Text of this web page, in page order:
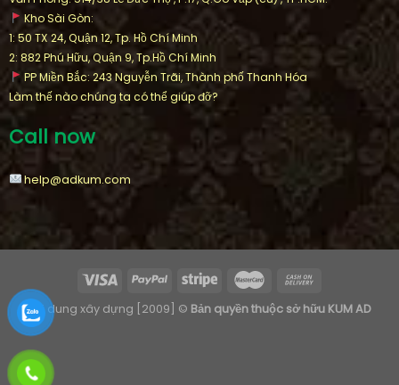
Kho Sài Gòn:
1: 50 TX 24, Quận 12, Tp. Hồ Chí Minh
2: 882 Phú Hữu, Quận 9, Tp.Hồ Chí Minh
PP Miền Bắc: 243 Nguyễn Trãi, Thành phố Thanh Hóa
Làm thế nào chúng ta có thể giúp đỡ?
Call now
help@adkum.com
Nội dung xây dựng [2009] © Bản quyền thuộc sở hữu KUM AD